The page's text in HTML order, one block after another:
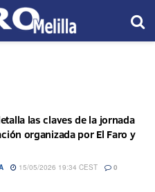
las claves de la jornada
organizada por El Faro y
15/05/2026 19:34 CEST 0